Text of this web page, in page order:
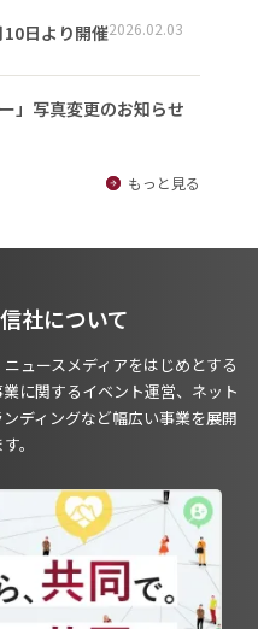
日より開催2026.02.03
」写真変更のお知らせ
もっと見る
社について
ュースメディアをはじめとする
に関するイベント運営、ネット
ディングなど幅広い事業を展開
。